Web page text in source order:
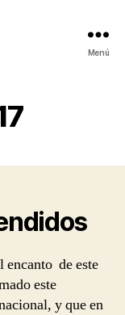
Menú
encanto de este
este
y que en